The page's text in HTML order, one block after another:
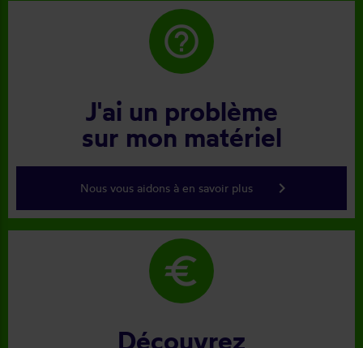
help_outline
J'ai un problème
sur mon matériel
Nous vous aidons à en savoir plus keyboard_arrow_right
euro
Découvrez